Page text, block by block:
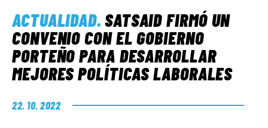
ACTUALIDAD.SATSAID FIRMÓ UN
CONVENIO CON EL GOBIERNO
PORTEÑO PARA DESARROLLAR
MEJORES POLÍTICAS LABORALES
22. 10. 2022